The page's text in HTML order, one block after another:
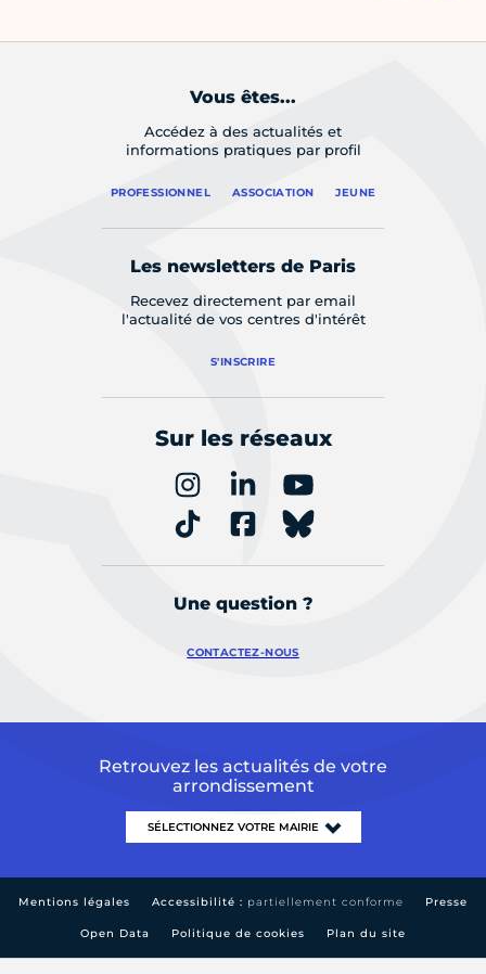
Vous êtes...
Accédez à des actualités et
informations pratiques par profil
PROFESSIONNEL ASSOCIATION JEUNE
Les newsletters de Paris
Recevez directement par email
l'actualité de vos centres d'intérêt
S'INSCRIRE
Sur les réseaux
Une question ?
CONTACTEZ-NOUS
Retrouvez les actualités de votre
arrondissement
Mentions légales Accessibilité : partiellement conforme Presse
Open Data Politique de cookies Plan du site